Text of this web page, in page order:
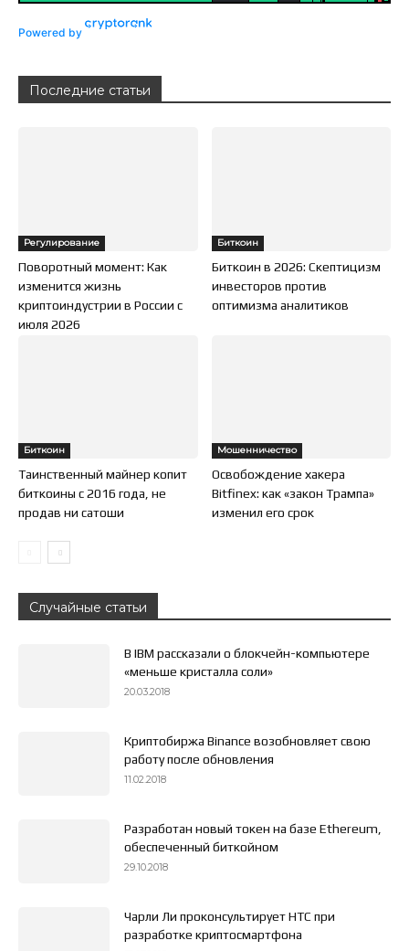
Powered by
Последние статьи
Регулирование
Поворотный момент: Как
изменится жизнь
криптоиндустрии в России с
июля 2026
Биткоин
Биткоин в 2026: Скептицизм
инвесторов против
оптимизма аналитиков
Биткоин
Таинственный майнер копит
биткоины с 2016 года, не
продав ни сатоши
Мошенничество
Освобождение хакера
Bitfinex: как «закон Трампа»
изменил его срок
Случайные статьи
В IBM рассказали о блокчейн-компьютере
«меньше кристалла соли»
20.03.2018
Криптобиржа Binance возобновляет свою
работу после обновления
11.02.2018
Разработан новый токен на базе Ethereum,
обеспеченный биткойном
29.10.2018
Чарли Ли проконсультирует HTC при
разработке криптосмартфона